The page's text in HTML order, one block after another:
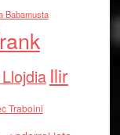
Babamusta
Ilir
Traboini